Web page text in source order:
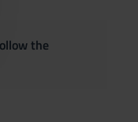
the